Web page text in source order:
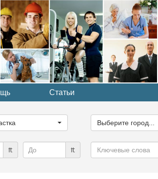
Статьи
город...
Выберите город...
₶ ₶
Ключевые
слова